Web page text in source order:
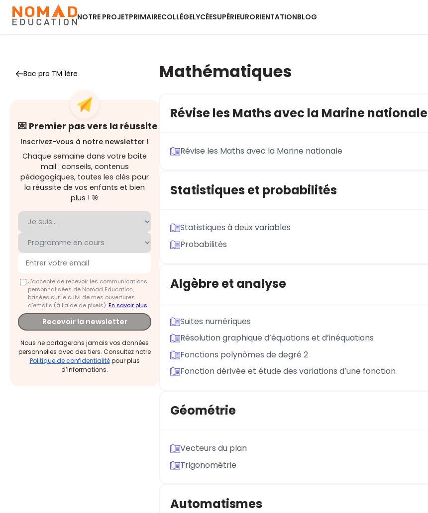
NOTRE PROJETPRIMAIRECOLLÈGELYCÉESUPÉRIEURORIENTATIONBLOG
Bac pro TM 1ère
💌 Premier pas vers la réussite
Inscrivez-vous à notre newsletter !
Chaque semaine dans votre boite
mail : conseils, contenus
pédagogiques, toutes les clés pour
la réussite de vos enfants et bien
plus ! 🎯
J'accepte de recevoir les communications
personnalisées de Nomad Education,
basées sur le suivi de mes ouvertures
d'emails (à l’aide de pixels).En savoir plus
Recevoir la newsletter
Nous ne partagerons jamais vos données
personnelles avec des tiers. Consultez notre
Politique de confidentialitépour plus
d’informations.
Mathématiques
Révise les Maths avec la Marine nationale
Révise les Maths avec la Marine nationale
Statistiques et probabilités
Statistiques à deux variables
Probabilités
Algèbre et analyse
Suites numériques
Résolution graphique d’équations et d’inéquations
Fonctions polynômes de degré 2
Fonction dérivée et étude des variations d’une fonction
Géométrie
Vecteurs du plan
Trigonométrie
Automatismes